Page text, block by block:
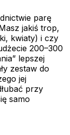
parę
jakiś trop,
kwiaty) i czy
200–300
lepszej
zestaw do
jej
przy
samo